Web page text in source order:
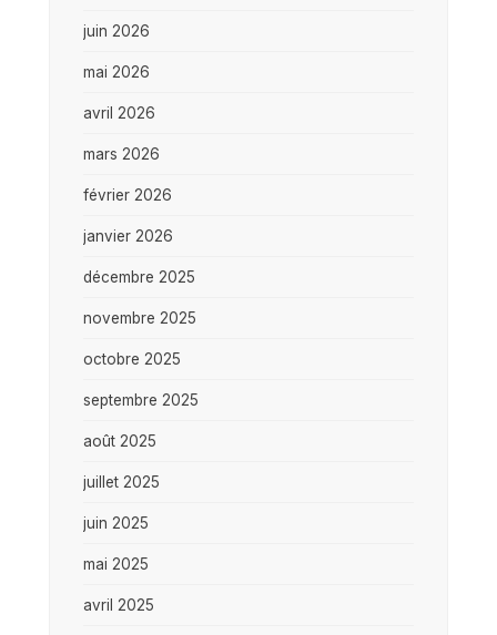
juin 2026
mai 2026
avril 2026
mars 2026
février 2026
janvier 2026
décembre 2025
novembre 2025
octobre 2025
septembre 2025
août 2025
juillet 2025
juin 2025
mai 2025
avril 2025